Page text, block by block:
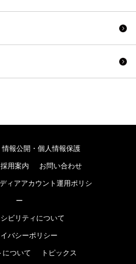
情報公開・個人情報保護
採用案内 お問い合わせ
ィアアカウント運用ポリシ
ー
ビリティについて
バシーポリシー
について トピックス